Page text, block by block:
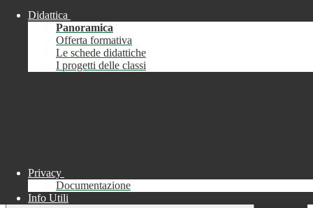
Chiudi
Informazione
Didattica
Panoramica
Offerta formativa
Le schede didattiche
I progetti delle classi
Privacy
Documentazione
Info Utili